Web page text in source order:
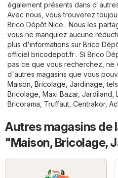
également présents dans
Avec nous, vous trouverez
Brico Dépôt Nice . Nous les
vous ne manquiez aucune
plus d'informations sur Brico
officiel bricodepot.fr . Si Brico
pas ce que vous recherchez, ne
d'autres magasins que vous
Maison, Bricolage, Jardinage ,
Bricolage Maxi Bazar, Jardiland
Bricorama Truffaut Centrakor,
Autres magasins de
"Maison, Bricolage,